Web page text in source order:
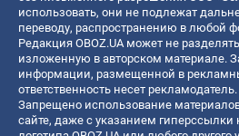
использовать, они не подлежат
переводу, распространению в любой
Редакция OBOZ.UA может не
изложенную в авторском материале.
информации, размещенной в
ответственность несет рекламодатель.
Запрещено использование
сайте, даже с указанием гиперссылки